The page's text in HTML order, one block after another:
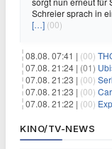
Schreier sprach in
[…] (00)
08.08. 07:41 | (00)
07.08. 21:24 | (01)
07.08. 21:23 | (00)
07.08. 21:23 | (00) Car
07.08. 21:22 | (00)
KINO/TV-NEWS